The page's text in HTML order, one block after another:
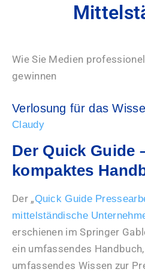
Wie Sie Medien
gewinnen
Verlosung für das
Claudy
Der Quick Guide
kompaktes
Der „Quick Guide
mittelständische
erschienen im Springer
ein umfassendes
umfassendes Wissen zur